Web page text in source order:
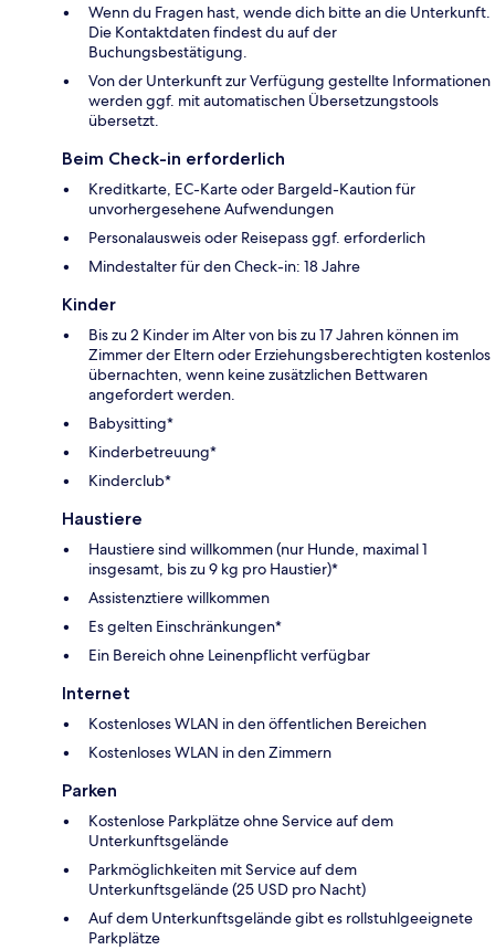
Wenn du Fragen hast, wende dich bitte an die Unterkunft.
Die Kontaktdaten findest du auf der
Buchungsbestätigung.
Von der Unterkunft zur Verfügung gestellte Informationen
werden ggf. mit automatischen Übersetzungstools
übersetzt.
Beim Check-in erforderlich
Kreditkarte, EC-Karte oder Bargeld-Kaution für
unvorhergesehene Aufwendungen
Personalausweis oder Reisepass ggf. erforderlich
Mindestalter für den Check-in: 18 Jahre
Kinder
Bis zu 2 Kinder im Alter von bis zu 17 Jahren können im
Zimmer der Eltern oder Erziehungsberechtigten kostenlos
übernachten, wenn keine zusätzlichen Bettwaren
angefordert werden.
Babysitting*
Kinderbetreuung*
Kinderclub*
Haustiere
Haustiere sind willkommen (nur Hunde, maximal 1
insgesamt, bis zu 9 kg pro Haustier)*
Assistenztiere willkommen
Es gelten Einschränkungen*
Ein Bereich ohne Leinenpflicht verfügbar
Internet
Kostenloses WLAN in den öffentlichen Bereichen
Kostenloses WLAN in den Zimmern
Parken
Kostenlose Parkplätze ohne Service auf dem
Unterkunftsgelände
Parkmöglichkeiten mit Service auf dem
Unterkunftsgelände (25 USD pro Nacht)
Auf dem Unterkunftsgelände gibt es rollstuhlgeeignete
Parkplätze